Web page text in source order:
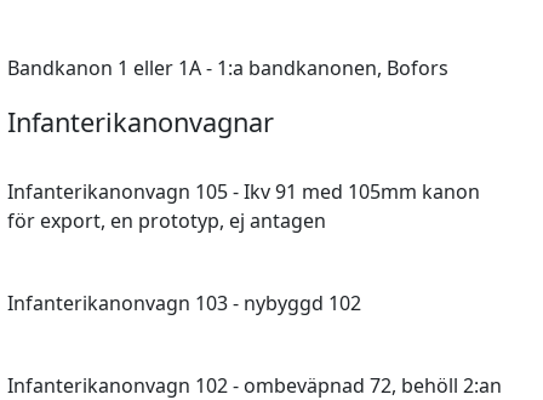
Bandkanon 1 eller 1A - 1:a bandkanonen, Bofors
Infanterikanonvagnar
Infanterikanonvagn 105 - Ikv 91 med 105mm kanon
för export, en prototyp, ej antagen
Infanterikanonvagn 103 - nybyggd 102
Infanterikanonvagn 102 - ombeväpnad 72, behöll 2:an